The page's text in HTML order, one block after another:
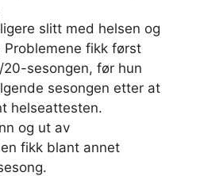
slitt med helsen og
fikk først
sesongen, før hun
sesongen etter at
helseattesten.
og ut av
fikk blant annet